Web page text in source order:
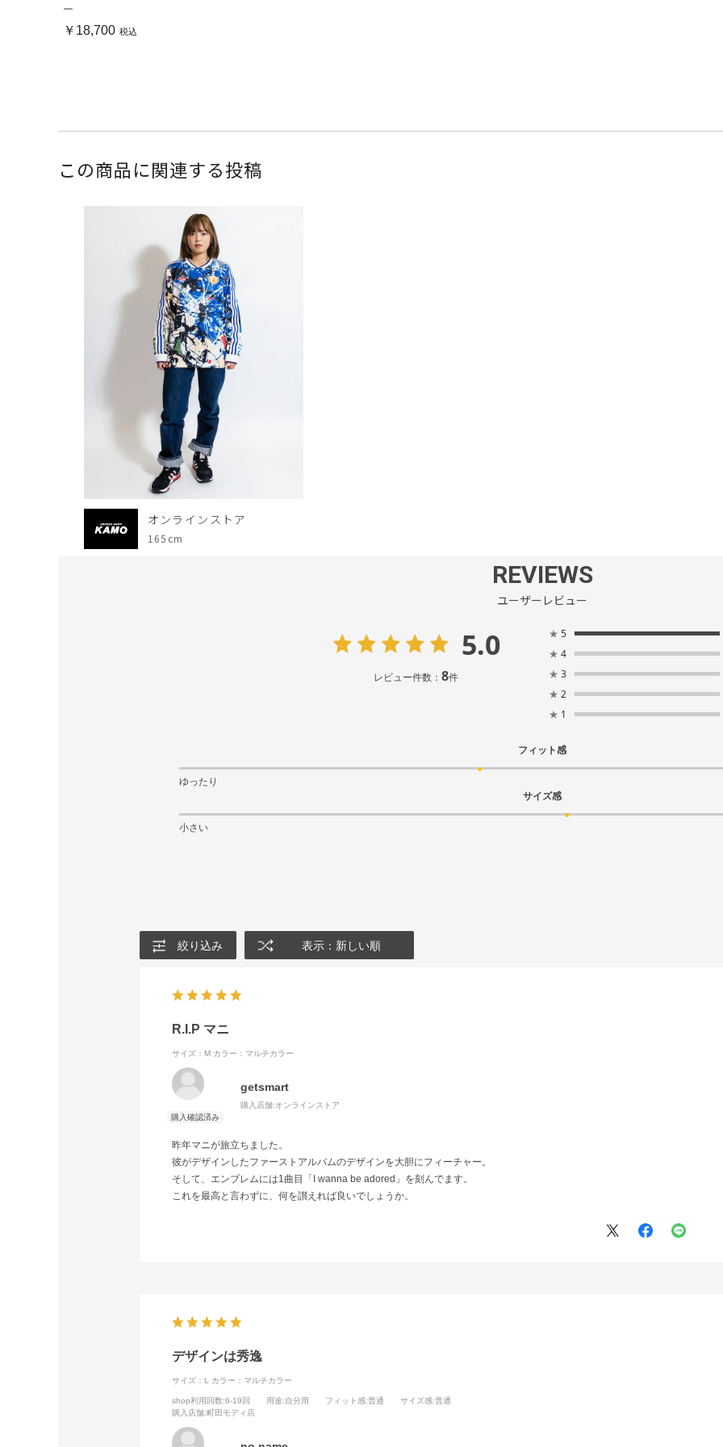
ー
￥18,700 税込
この商品に関連する投稿
オンラインストア
165cm
REVIEWS
ユーザーレビュー
5.0
レビュー件数： 8件
★ 5
★ 4
★ 3
★ 2
★ 1
フィット感
ゆったり
サイズ感
小さい
絞り込み 表示：新しい順
R.I.P マニ
サイズ：M カラー：マルチカラー
getsmart
購入店舗:オンラインストア
昨年マニが旅立ちました。
彼がデザインしたファーストアルバムのデザインを大胆にフィーチャー。
そして、エンブレムには1曲目「I wanna be adored」を刻んでます。
これを最高と言わずに、何を讃えれば良いでしょうか。
デザインは秀逸
サイズ：L カラー：マルチカラー
shop利用回数:6-19回 用途:自分用 フィット感:普通 サイズ感:普通
購入店舗:町田モディ店